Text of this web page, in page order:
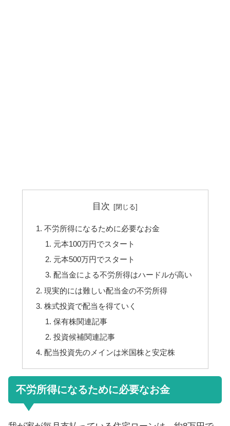
目次
不労所得になるために必要なお金
元本100万円でスタート
元本500万円でスタート
配当金による不労所得はハードルが高い
現実的には難しい配当金の不労所得
株式投資で配当を得ていく
保有株関連記事
投資候補関連記事
配当投資先のメインは米国株と安定株
不労所得になるために必要なお金